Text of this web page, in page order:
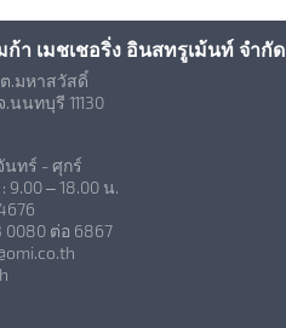
ก้า เมชเชอริ่ง อินสทรูเม้นท์ จำกัด
.มหาสวัสดิ์
นนทบุรี 11130
นทร์ - ศุกร์
9.00 – 18.00 น.
0080 ต่อ 6867